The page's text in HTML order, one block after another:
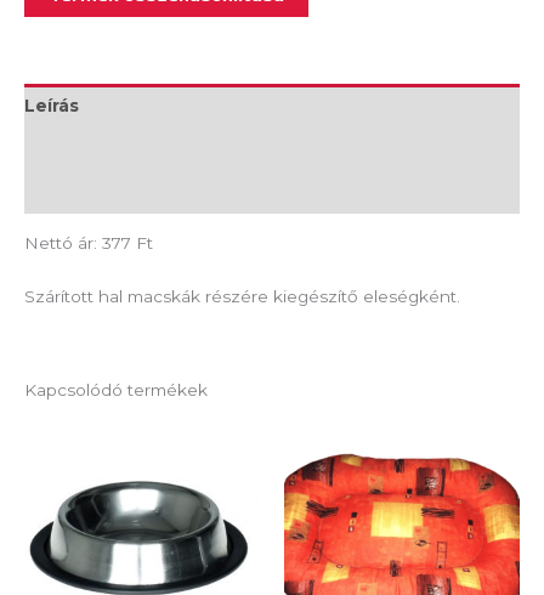
Leírás
Nettó ár: 377 Ft
Szárított hal macskák részére kiegészítő eleségként.
Kapcsolódó termékek